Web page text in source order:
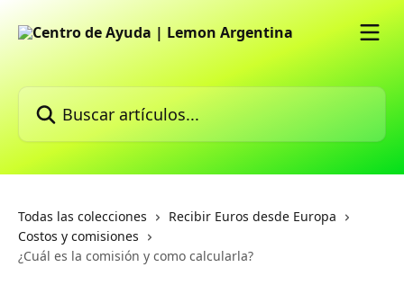
Todas las colecciones
Recibir Euros desde Europa
Costos y comisiones
¿Cuál es la comisión y como calcularla?